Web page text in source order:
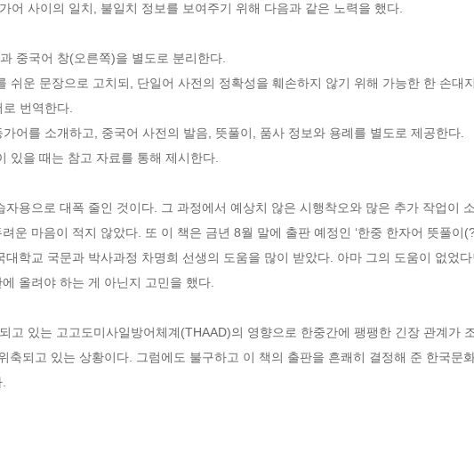
어 사이의 일치, 불일치 정보를 보여주기 위해 다음과 같은 노력을 했다.
중국어 창(오른쪽)을 별도로 분리한다.
쉬운 문장으로 고치되, 단일어 사전의 정확성을 훼손하지 않기 위해 가능한 한 손대
번역한다.
어를 소개하고, 중국어 사전의 발음, 뜻풀이, 품사 정보와 용례를 별도로 제공한다.
있을 때는 참고 자료를 통해 제시한다.
용으로 대폭 줄인 것이다. 그 과정에서 예상치 않은 시행착오와 많은 추가 작업이
운 마음이 적지 않았다. 또 이 책은 금년 8월 말에 출판 예정인 ‘한중 한자어 뜻풀이
학교 국문과 박사과정 차명희 선생의 도움을 많이 받았다. 아마 그의 도움이 없었
올려야 하는 게 아닌지 고민을 했다.
고 있는 고고도미사일방어체계(THAAD)의 영향으로 한중간에 팽팽한 긴장 관계가
축되고 있는 상황이다. 그럼에도 불구하고 이 책의 출판을 흔쾌히 결정해 준 한국문